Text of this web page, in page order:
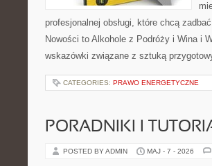
profesjonalnej obsługi, które chcą
Nowości to Alkohole z Podróży i Wina i
wskazówki związane z sztuką
CATEGORIES: PRAWO ENERGETYCZNE
PORADNIKI I
POSTED BY ADMIN MAJ - 7 - 2026